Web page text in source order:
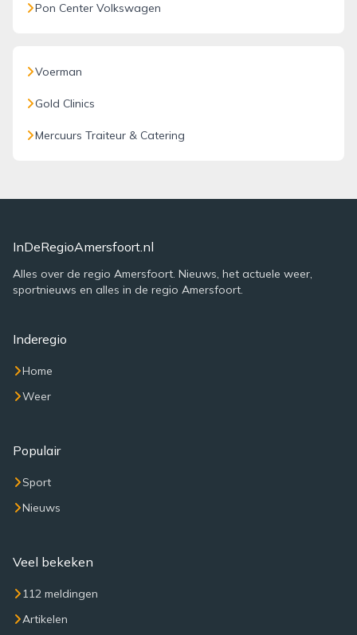
Pon Center Volkswagen
Voerman
Gold Clinics
Mercuurs Traiteur & Catering
InDeRegioAmersfoort.nl
Alles over de regio Amersfoort. Nieuws, het actuele weer,
sportnieuws en alles in de regio Amersfoort.
Inderegio
Home
Weer
Populair
Sport
Nieuws
Veel bekeken
112 meldingen
Artikelen